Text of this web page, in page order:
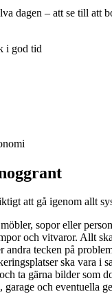
dagen – att se till att
i god tid
att gå igenom allt
sopor eller
och vitvaror. Allt
tecken på
ska vara i
ta gärna bilder som
och eventuella